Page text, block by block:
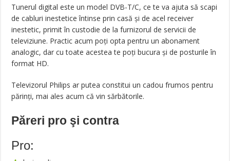
Tunerul digital este un model DVB-T/C, ce te va ajuta să scapi
de cabluri inestetice întinse prin casă și de acel receiver
inestetic, primit în custodie de la furnizorul de servicii de
televiziune. Practic acum poți opta pentru un abonament
analogic, dar cu toate acestea te poți bucura și de posturile în
format HD.
Televizorul Philips ar putea constitui un cadou frumos pentru
părinți, mai ales acum că vin sărbătorile.
Păreri pro şi contra
Pro: